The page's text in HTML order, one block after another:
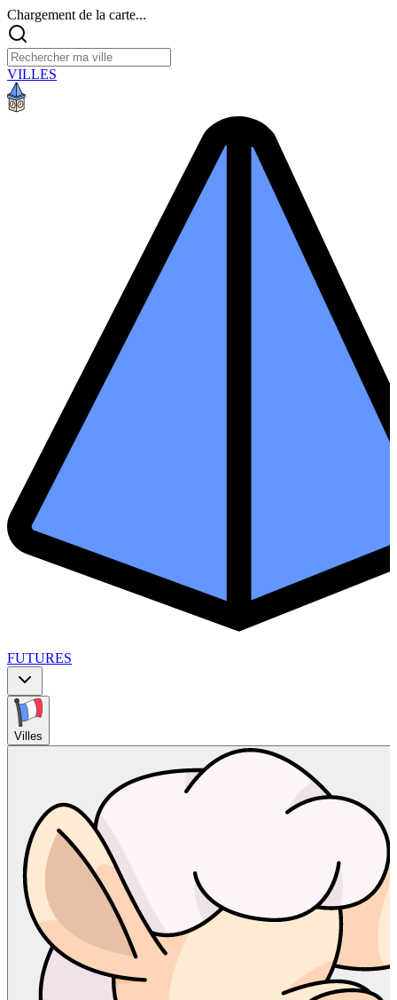
Chargement de la carte...
VILLES
FUTURES
Villes